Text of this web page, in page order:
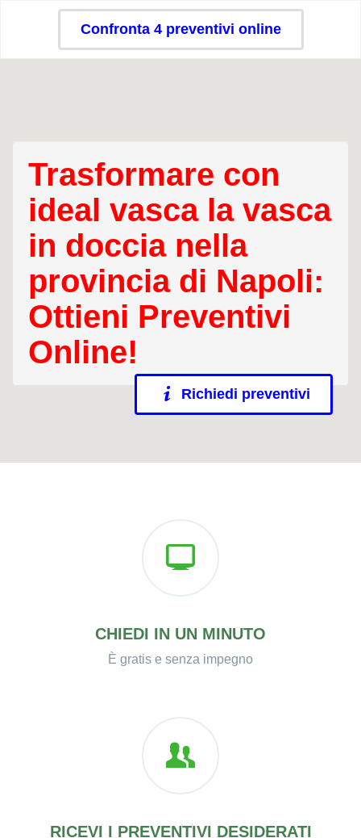
Confronta 4 preventivi online
Trasformare con
ideal vasca la vasca
in doccia nella
provincia di Napoli:
Ottieni Preventivi
Online!
Richiedi preventivi
CHIEDI IN UN MINUTO
È gratis e senza impegno
RICEVI I PREVENTIVI DESIDERATI